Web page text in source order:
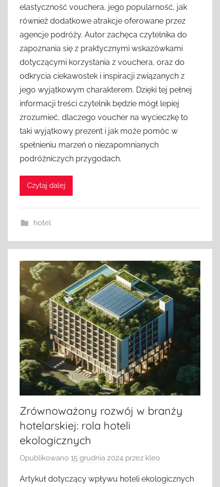
elastyczność vouchera, jego popularność, jak
również dodatkowe atrakcje oferowane przez
agencje podróży. Autor zachęca czytelnika do
zapoznania się z praktycznymi wskazówkami
dotyczącymi korzystania z vouchera, oraz do
odkrycia ciekawostek i inspiracji związanych z
jego wyjątkowym charakterem. Dzięki tej pełnej
informacji treści czytelnik będzie mógł lepiej
zrozumieć, dlaczego voucher na wycieczkę to
taki wyjątkowy prezent i jak może pomóc w
spełnieniu marzeń o niezapomnianych
podróżniczych przygodach.
Czytaj dalej
hotel
Zrównoważony rozwój w branży
hotelarskiej: rola hoteli
ekologicznych
Opublikowano 15 grudnia 2024 przez kleo
Artykuł dotyczący wpływu hoteli ekologicznych